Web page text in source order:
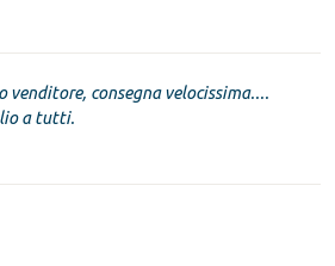
venditore, consegna velocissima....
a tutti.